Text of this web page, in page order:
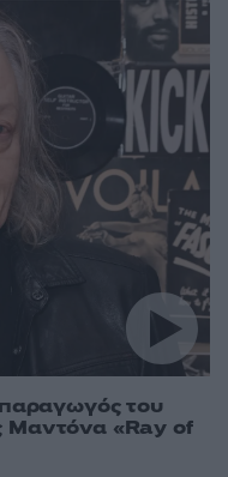
του
Μαντόνα «Ray of